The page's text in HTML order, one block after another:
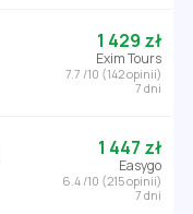
1 429 zł
Exim Tours
7.7 /10 (142 opinii)
7 dni
1 447 zł
Easygo
6.4 /10 (215 opinii)
7 dni